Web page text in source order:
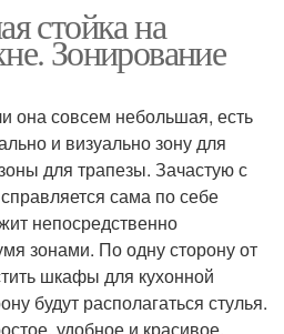
стойка на
Зонирование
она совсем небольшая, есть
и визуально зону для
для трапезы. Зачастую с
сама по себе
непосредственно
зонами. По одну сторону от
шкафы для кухонной
будут располагаться стулья.